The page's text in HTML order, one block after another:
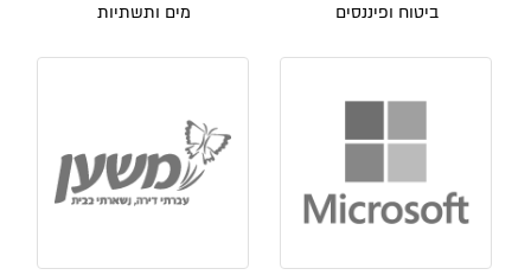
ביטוח ופיננסים מים ותשתיות